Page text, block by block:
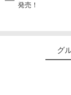
発売！
グ